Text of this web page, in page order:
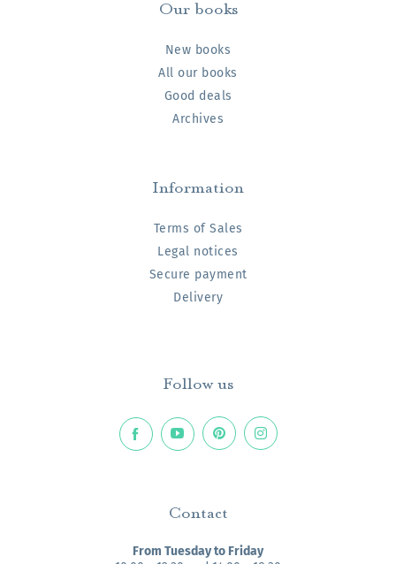
Our books
New books
All our books
Good deals
Archives
Information
Terms of Sales
Legal notices
Secure payment
Delivery
Follow us
Contact
From Tuesday to Friday